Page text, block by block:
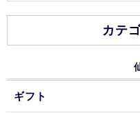
カテ
ギフト